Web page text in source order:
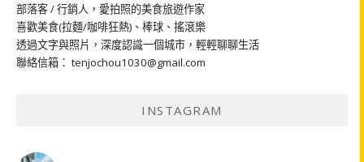
部落客 / 行銷人，愛拍照的美食旅遊作家
喜歡美食(拉麵/咖啡狂熱)、棒球、搖滾樂
透過文字與照片，深度認識一個城市，輕輕聊聊生活
聯絡信箱： tenjochou1030@gmail.com
INSTAGRAM